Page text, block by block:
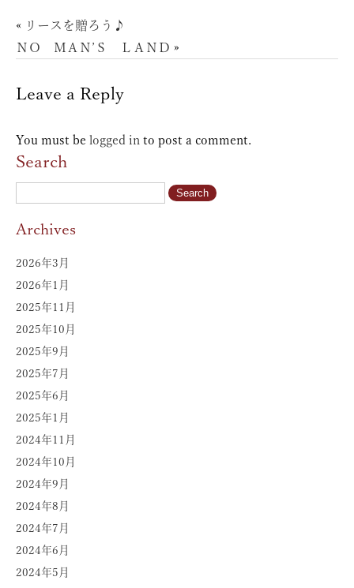
« リースを贈ろう♪
ＮＯ ＭＡＮ’Ｓ ＬＡＮＤ »
Leave a Reply
You must be logged in to post a comment.
Search
Archives
2026年3月
2026年1月
2025年11月
2025年10月
2025年9月
2025年7月
2025年6月
2025年1月
2024年11月
2024年10月
2024年9月
2024年8月
2024年7月
2024年6月
2024年5月